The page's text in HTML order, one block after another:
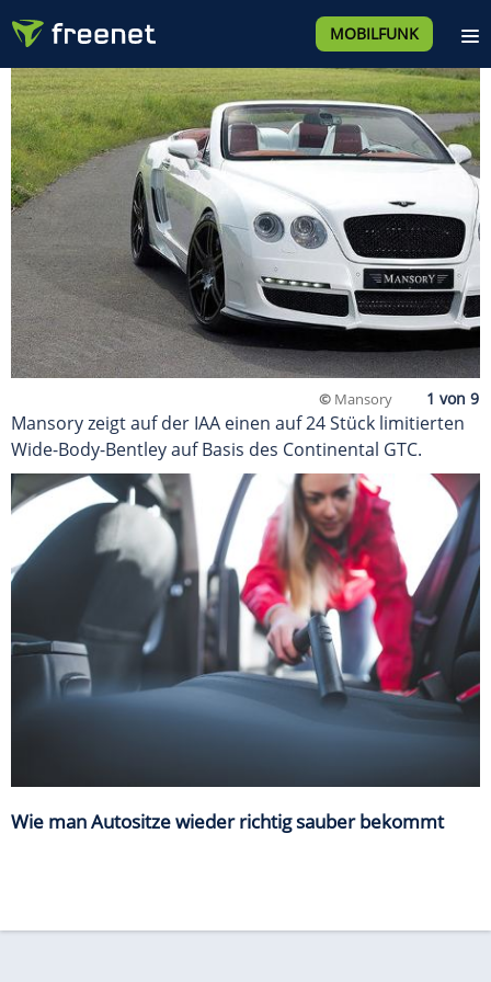
MOBILFUNK
© Mansory
Mansory zeigt auf der IAA einen auf 24 Stück limitierten
Wide-Body-Bentley auf Basis des Continental GTC.
Wie man Autositze wieder richtig sauber bekommt